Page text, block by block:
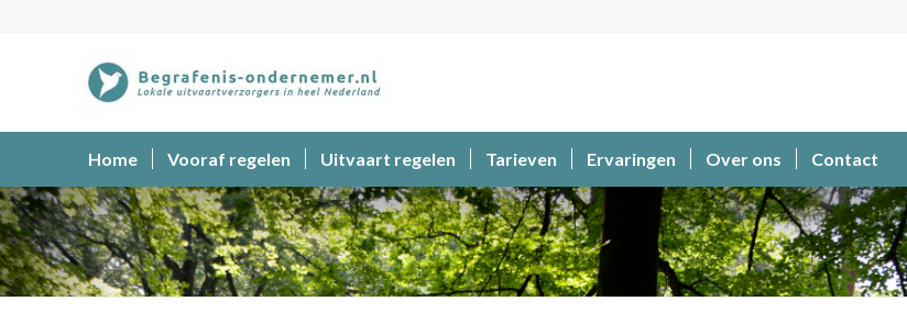
Home Vooraf regelen Uitvaart regelen Tarieven Ervaringen Over ons Contact